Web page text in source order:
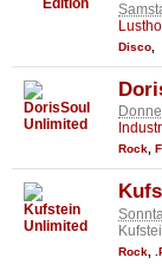
Disco
Rock,
Rock